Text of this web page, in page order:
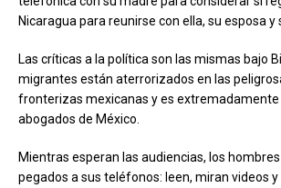
Nicaragua para reunirse con ella, su esposa y
Las críticas a la política son las mismas bajo
migrantes están aterrorizados en las
fronterizas mexicanas y es
abogados de México.
Mientras esperan las audiencias, los
pegados a sus teléfonos: leen, miran videos